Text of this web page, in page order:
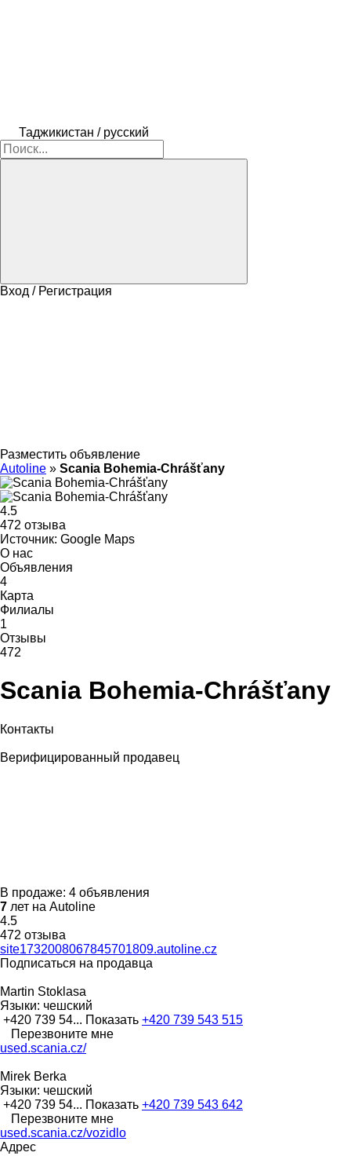
Таджикистан / русский
Вход / Регистрация
Разместить объявление
Autoline » Scania Bohemia-Chrášťany
4.5
472 отзыва
Источник: Google Maps
О нас
Объявления
4
Карта
Филиалы
1
Отзывы
472
Scania Bohemia-Chrášťany
Контакты
Верифицированный продавец
В продаже: 4 объявления
7 лет на Autoline
4.5
472 отзыва
site1732008067845701809.autoline.cz
Подписаться на продавца
Martin Stoklasa
Языки: чешский
+420 739 54... Показать +420 739 543 515
Перезвоните мне
used.scania.cz/
Mirek Berka
Языки: чешский
+420 739 54... Показать +420 739 543 642
Перезвоните мне
used.scania.cz/vozidlo
Адрес